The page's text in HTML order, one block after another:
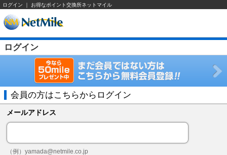
ログイン ｜ お得なポイント交換所ネットマイル
ログイン
会員の方はこちらからログイン
メールアドレス
（例）yamada@netmile.co.jp